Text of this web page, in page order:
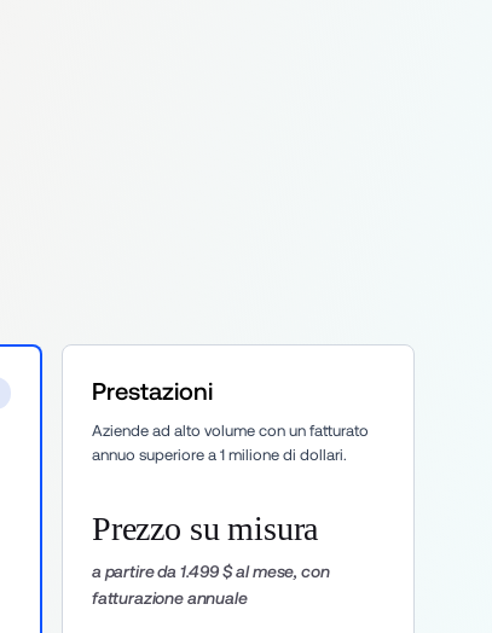
Prestazioni
Aziende ad alto volume con un fatturato
annuo superiore a 1 milione di dollari.
Prezzo su misura
a partire da 1.499 $ al mese, con
fatturazione annuale